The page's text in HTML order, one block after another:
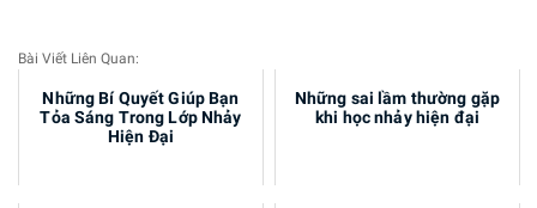
Bài Viết Liên Quan:
Những Bí Quyết Giúp Bạn
Tỏa Sáng Trong Lớp Nhảy
Hiện Đại
Những sai lầm thường gặp
khi học nhảy hiện đại